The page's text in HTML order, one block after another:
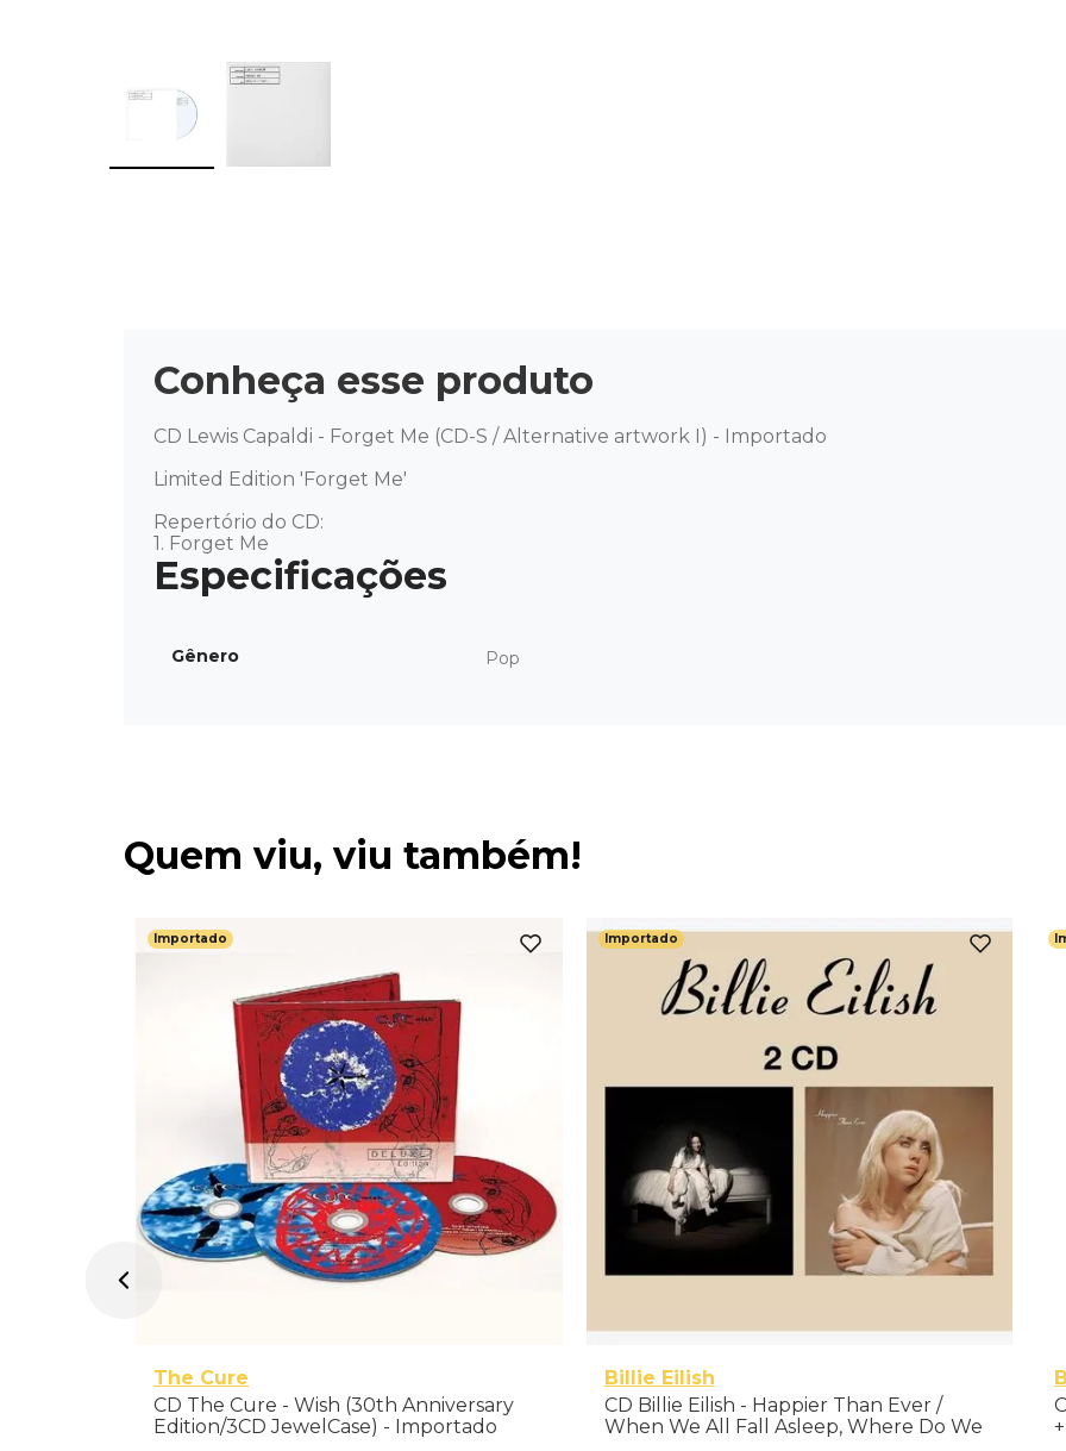
Conheça esse produto
CD Lewis Capaldi - Forget Me (CD-S / Alternative artwork I) - Importado
Limited Edition 'Forget Me'
Repertório do CD:
1. Forget Me
Gênero Pop
Quem viu, viu também!
Importado
The Cure
CD The Cure - Wish (30th Anniversary
Edition/3CD JewelCase) - Importado
Importado
Billie Eilish
CD Billie Eilish - Happier Than Ever /
When We All Fall Asleep, Where Do We